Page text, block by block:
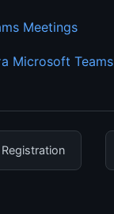
Meetings
Microsoft Teams